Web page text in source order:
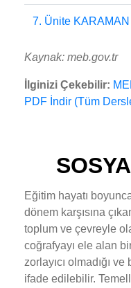
7. Ünite KARAMAN
Kaynak: meb.gov.tr
İlginizi Çekebilir:
PDF İndir (Tüm
Eğitim hayatı
dönem karşısına
toplum ve çevreyle
coğrafyayı ele alan
zorlayıcı olmadığı
ifade edilebilir.